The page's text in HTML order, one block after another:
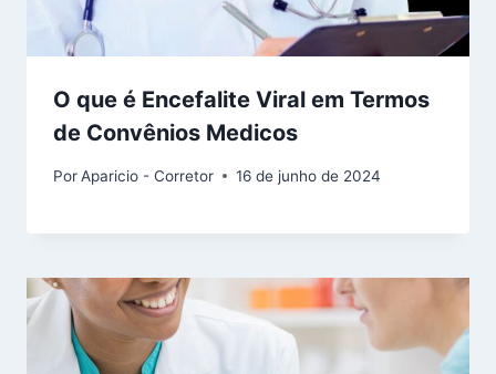
O que é Encefalite Viral em Termos
de Convênios Medicos
PorAparicio - Corretor 16 de junho de 2024